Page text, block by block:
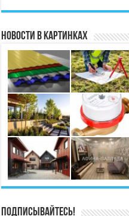
Новости в картинках
Подписывайтесь!